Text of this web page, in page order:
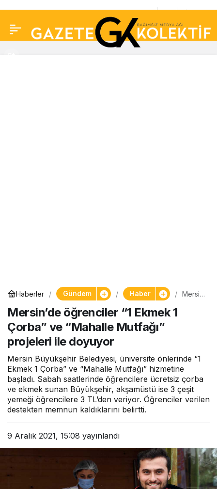
Haberler Gündem Haber
Mersin’
“Mahal
le
Mutfağ
ı”
projele
ri ile
Mersin’de öğrenciler “1 Ekmek 1
Çorba” ve “Mahalle Mutfağı”
projeleri ile doyuyor
Mersin Büyükşehir Belediyesi, üniversite önlerinde “1
Ekmek 1 Çorba” ve “Mahalle Mutfağı” hizmetine
başladı. Sabah saatlerinde öğrencilere ücretsiz çorba
ve ekmek sunan Büyükşehir, akşamüstü ise 3 çeşit
yemeği öğrencilere 3 TL’den veriyor. Öğrenciler verilen
destekten memnun kaldıklarını belirtti.
9 Aralık 2021, 15:08 yayınlandı
yayımlandı: Motorlu